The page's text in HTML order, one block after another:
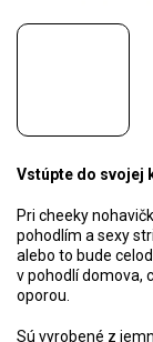
Vstúpte do svojej
Pri cheeky
pohodlím a sexy
alebo to bude
v pohodlí domova,
oporou.
Sú vyrobené z